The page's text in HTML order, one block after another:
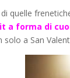
quelle
a forma di
solo a San